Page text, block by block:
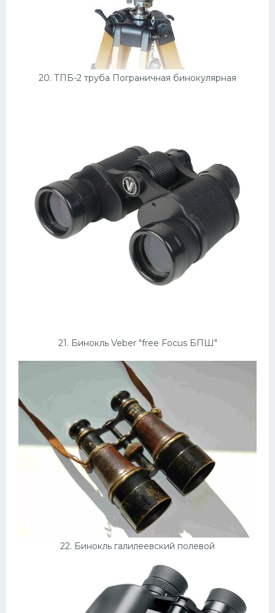
20. ТПБ-2 труба Пограничная бинокулярная
21. Бинокль Veber "free Focus БПШ"
22. Бинокль галилеевский полевой